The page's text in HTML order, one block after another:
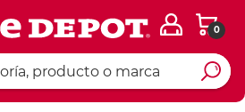
0
Ingresar Codigo